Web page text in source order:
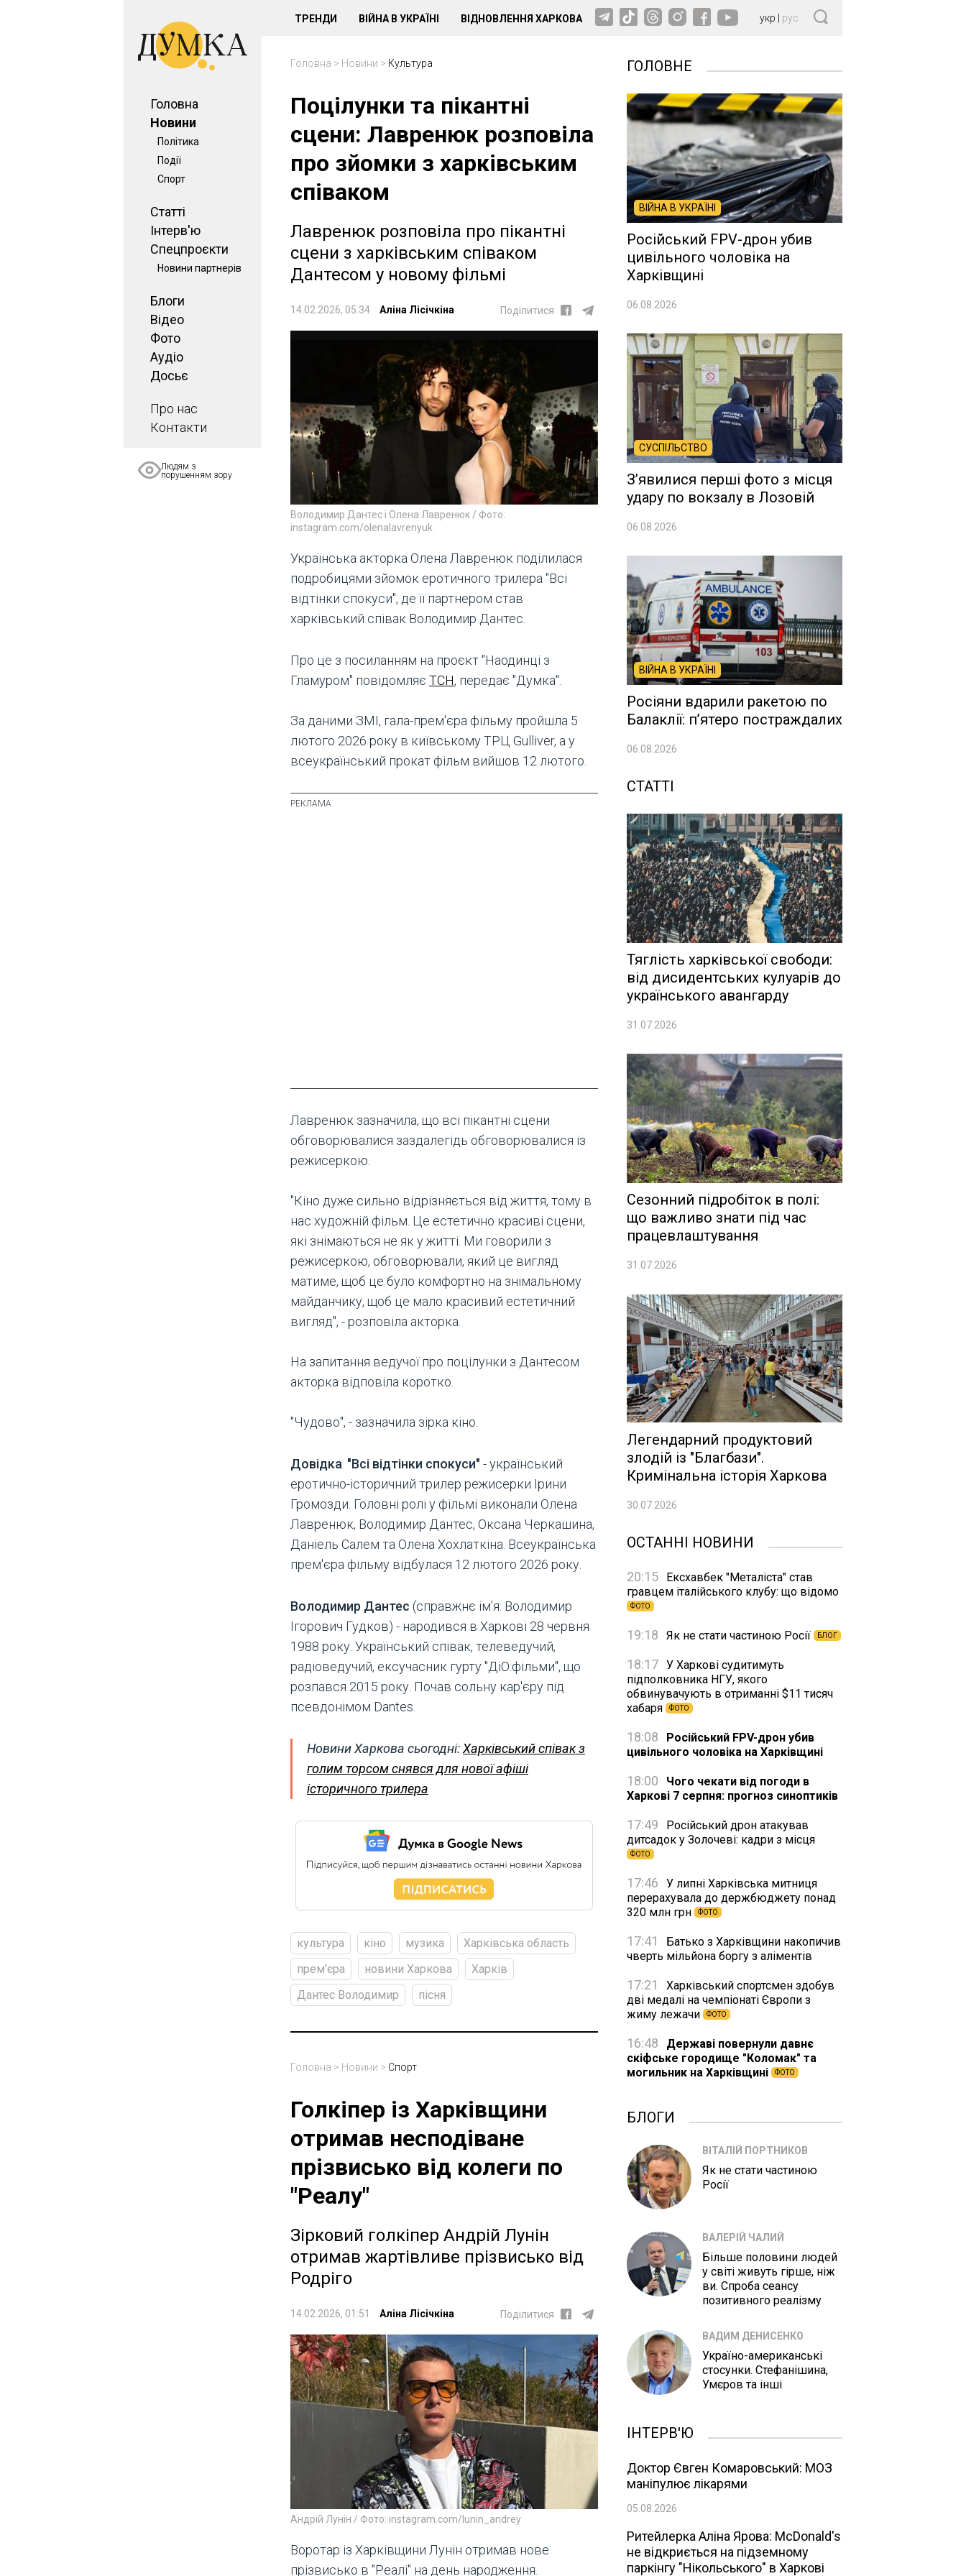
Головна
Новини
Політика
Події
Спорт
Статті
Інтерв'ю
Спецпроєкти
Новини партнерів
Блоги
Відео
Фото
Аудіо
Досьє
Про нас
Контакти
Людям з
порушенням зору
ТРЕНДИ ВІЙНА В УКРАЇНІ ВІДНОВЛЕННЯ ХАРКОВА укр рус
Головна > Новини > Культура
Поцілунки та пікантні
сцени: Лавренюк розповіла
про зйомки з харківським
співаком
Лавренюк розповіла про пікантні
сцени з харківським співаком
Дантесом у новому фільмі
14.02.2026, 05:34 Аліна Лісічкіна Поділитися
Володимир Дантес і Олена Лавренюк / Фото:
instagram.com/olenalavrenyuk
Українська акторка Олена Лавренюк поділилася
подробицями зйомок еротичного трилера "Всі
відтінки спокуси", де її партнером став
харківський співак Володимир Дантес.
Про це з посиланням на проєкт "Наодинці з
Гламуром" повідомляє ТСН, передає "Думка".
За даними ЗМІ, гала-прем'єра фільму пройшла 5
лютого 2026 року в київському ТРЦ Gulliver, а у
всеукраїнський прокат фільм вийшов 12 лютого.
Лавренюк зазначила, що всі пікантні сцени
обговорювалися заздалегідь обговорювалися із
режисеркою.
"Кіно дуже сильно відрізняється від життя, тому в
нас художній фільм. Це естетично красиві сцени,
які знімаються не як у житті. Ми говорили з
режисеркою, обговорювали, який це вигляд
матиме, щоб це було комфортно на знімальному
майданчику, щоб це мало красивий естетичний
вигляд", - розповіла акторка.
На запитання ведучої про поцілунки з Дантесом
акторка відповіла коротко.
"Чудово", - зазначила зірка кіно.
Довідка. "Всі відтінки спокуси" - український
еротично-історичний трилер режисерки Ірини
Громозди. Головні ролі у фільмі виконали Олена
Лавренюк, Володимир Дантес, Оксана Черкашина,
Даніель Салем та Олена Хохлаткіна. Всеукраїнська
прем'єра фільму відбулася 12 лютого 2026 року.
Володимир Дантес (справжнє ім'я: Володимир
Ігорович Гудков) - народився в Харкові 28 червня
1988 року. Український співак, телеведучий,
радіоведучий, ексучасник гурту "ДіО.фільми", що
розпався 2015 року. Почав сольну кар'єру під
псевдонімом Dantes.
Новини Харкова сьогодні:Харківський співак з
голим торсом снявся для нової афіші
історичного трилера
культура кіно музика
Харківська область
прем'єра
новини Харкова
Харків
Дантес Володимир
пісня
Головна > Новини > Спорт
Голкіпер із Харківщини
отримав несподіване
прізвисько від колеги по
"Реалу"
Зірковий голкіпер Андрій Лунін
отримав жартівливе прізвисько від
Родріго
14.02.2026, 01:51 Аліна Лісічкіна Поділитися
Андрій Лунін / Фото: instagram.com/lunin_andrey
Воротар із Харківщини Лунін отримав нове
прізвисько в "Реалі" на день народження.
ГОЛОВНЕ
ВІЙНА В УКРАЇНІ
Російський FPV-дрон убив
цивільного чоловіка на
Харківщині
06.08.2026
СУСПІЛЬСТВО
Зʼявилися перші фото з місця
удару по вокзалу в Лозовій
06.08.2026
ВІЙНА В УКРАЇНІ
Росіяни вдарили ракетою по
Балаклії: п’ятеро постраждалих
06.08.2026
СТАТТІ
Тяглість харківської свободи:
від дисидентських кулуарів до
українського авангарду
31.07.2026
Сезонний підробіток в полі:
що важливо знати під час
працевлаштування
31.07.2026
Легендарний продуктовий
злодій із "Благбази".
Кримінальна історія Харкова
30.07.2026
ОСТАННІ НОВИНИ
20:15
Ексхавбек "Металіста" став
гравцем італійського клубу: що відомо
ФОТО
19:18 Як не стати частиною Росії БЛОГ
18:17 У Харкові судитимуть
підполковника НГУ, якого
обвинувачують в отриманні $11 тисяч
хабаря
ФОТО
18:08
Російський FPV-дрон убив
цивільного чоловіка на Харківщині
18:00
Чого чекати від погоди в
Харкові 7 серпня: прогноз синоптиків
17:49
Російський дрон атакував
дитсадок у Золочеві: кадри з місця
ФОТО
17:46
У липні Харківська митниця
перерахувала до держбюджету понад
320 млн грн
ФОТО
17:41
Батько з Харківщини накопичив
чверть мільйона боргу з аліментів
17:21
Харківський спортсмен здобув
дві медалі на чемпіонаті Європи з
жиму лежачи
ФОТО
16:48
Державі повернули давнє
скіфське городище "Коломак" та
могильник на Харківщині
ФОТО
БЛОГИ
ВІТАЛІЙ ПОРТНИКОВ
Як не стати частиною
Росії
ВАЛЕРІЙ ЧАЛИЙ
Більше половини людей
у світі живуть гірше, ніж
ви. Спроба сеансу
позитивного реалізму
ВАДИМ ДЕНИСЕНКО
Україно-американські
стосунки. Стефанішина,
Умєров та інші
ІНТЕРВ'Ю
Доктор Євген Комаровський: МОЗ
маніпулює лікарями
05.08.2026
Ритейлерка Аліна Ярова: McDonald's
не відкриється на підземному
паркінгу "Нікольського" в Харкові